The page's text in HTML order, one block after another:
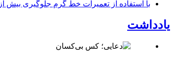
با استفاده از تعمیرات خط گرم جلوگیری بیش از ۱۹ درصدی از اعمال خاموشی برای مشتركان
یادداشت